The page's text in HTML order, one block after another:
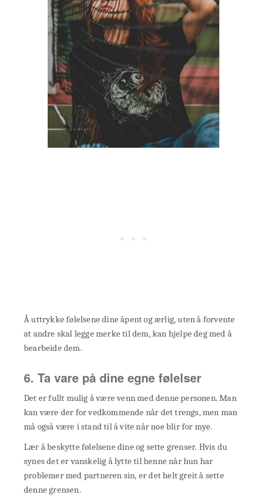
Å uttrykke følelsene dine åpent og ærlig, uten å forvente
at andre skal legge merke til dem, kan hjelpe deg med å
bearbeide dem.
6. Ta vare på dine egne følelser
Det er fullt mulig å være venn med denne personen. Man
kan være der for vedkommende når det trengs, men man
må også være i stand til å vite når noe blir for mye.
Lær å beskytte følelsene dine og sette grenser. Hvis du
synes det er vanskelig å lytte til henne når hun har
problemer med partneren sin, er det helt greit å sette
denne grensen.